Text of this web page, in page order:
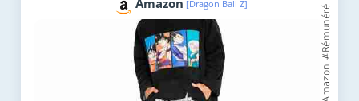
Amazon [Dragon Ball Z]